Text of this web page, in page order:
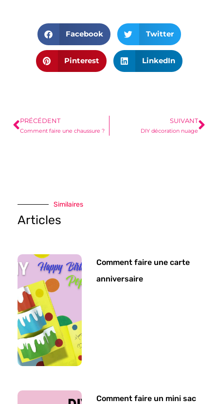
Facebook Twitter
Pinterest LinkedIn
PRÉCÉDENT
Comment faire une chaussure ?
SUIVANT
DIY décoration nuage
Similaires
Articles
Comment faire une carte
anniversaire
Comment faire un mini sac